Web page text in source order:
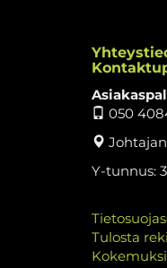
050
Y-tunnus:
Tulosta